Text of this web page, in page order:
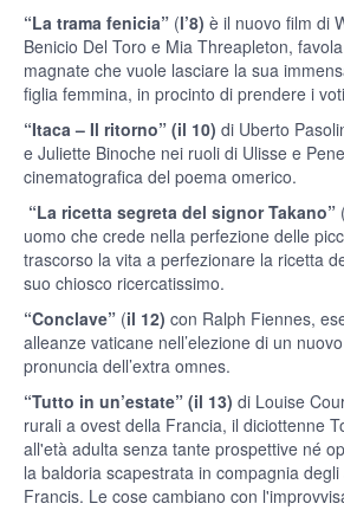
“La trama fenicia” (l’8) è il nuovo film di
Benicio Del Toro e Mia Threapleton,
magnate che vuole lasciare la sua
figlia femmina, in procinto di prendere i
“Itaca – Il ritorno” (il 10) di Uberto
e Juliette Binoche nei ruoli di Ulisse e
cinematografica del poema omerico.
“La ricetta segreta del signor Takano” (
uomo che crede nella perfezione delle
trascorso la vita a perfezionare la ricetta
suo chiosco ricercatissimo.
“Conclave” (il 12) con Ralph Fiennes,
alleanze vaticane nell’elezione di un
pronuncia dell’extra omnes.
“Tutto in un’estate” (il 13) di Louise
rurali a ovest della Francia, il diciottenne
all'età adulta senza tante prospettive né
la baldoria scapestrata in compagnia
Francis. Le cose cambiano con